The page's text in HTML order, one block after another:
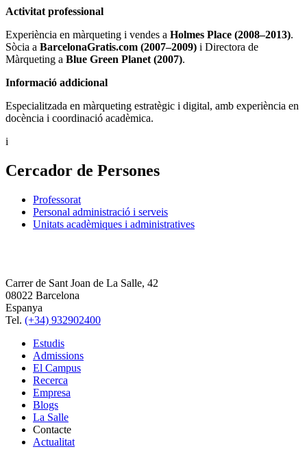
Activitat professional
Experiència en màrqueting i vendes a Holmes Place (2008–2013).
Sòcia a BarcelonaGratis.com (2007–2009) i Directora de
Màrqueting a Blue Green Planet (2007).
Informació addicional
Especialitzada en màrqueting estratègic i digital, amb experiència en
docència i coordinació acadèmica.
i
Cercador de Persones
Professorat
Personal administració i serveis
Unitats acadèmiques i administratives
Carrer de Sant Joan de La Salle, 42
08022 Barcelona
Espanya
Tel. (+34) 932902400
Estudis
Admissions
El Campus
Recerca
Empresa
Blogs
La Salle
Contacte
Actualitat